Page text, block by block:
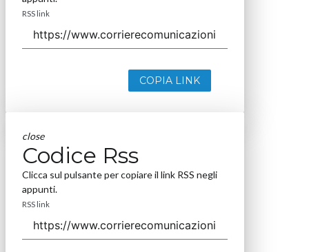
RSS link
COPIA LINK
close
Codice Rss
Clicca sul pulsante per copiare il link RSS negli
appunti.
RSS link